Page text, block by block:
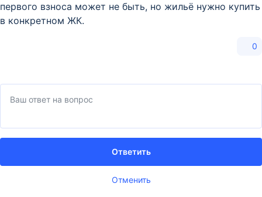
первого взноса может не быть, но жильё нужно купить
в конкретном ЖК.
0
Отменить
Ответить